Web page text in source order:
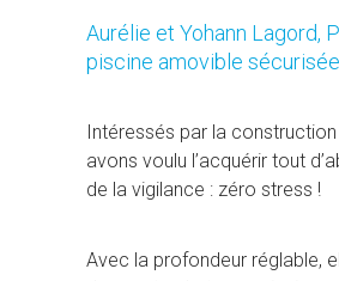
Aurélie et Yohann Lagord,
piscine amovible sécurisée.
Intéressés par la
avons voulu l’acquérir tout
de la vigilance : zéro stress !
Avec la profondeur réglable,